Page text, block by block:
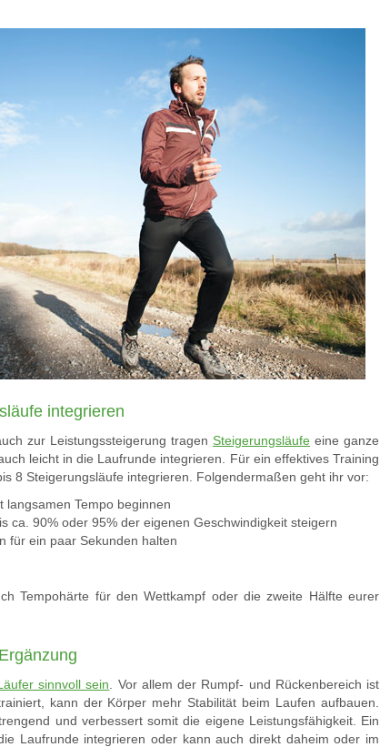
integrieren
zur Leistungssteigerung tragen Steigerungsläufe eine ganze
leicht in die Laufrunde integrieren. Für ein effektives Training
8 Steigerungsläufe integrieren. Folgendermaßen geht ihr vor:
langsamen Tempo beginnen
ca. 90% oder 95% der eigenen Geschwindigkeit steigern
für ein paar Sekunden halten
Tempohärte für den Wettkampf oder die zweite Hälfte eurer
sinnvoll sein . Vor allem der Rumpf- und Rückenbereich ist
kann der Körper mehr Stabilität beim Laufen aufbauen.
und verbessert somit die eigene Leistungsfähigkeit. Ein
Laufrunde integrieren oder kann auch direkt daheim oder im